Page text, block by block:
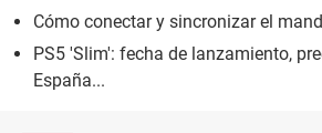
Cómo conectar y sincronizar el
PS5 'Slim': fecha de lanzamiento,
España...